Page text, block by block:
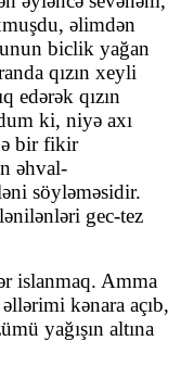
əlimdən
biclik yağan
qızın xeyli
edərək qızın
ki, niyə axı
bir fikir
əhval-
söyləməsidir.
gec-tez
islanmaq. Amma
kənara açıb,
yağışın altına